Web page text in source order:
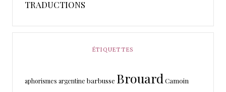
TRADUCTIONS
ÉTIQUETTES
aphorismes argentine barbusse Brouard Camoin